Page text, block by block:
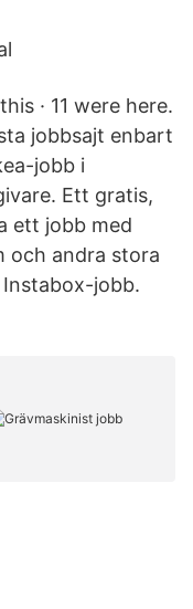
· 11 were here.
jobbsajt enbart
jobb i
Ett gratis,
ett jobb med
och andra stora
jobb.